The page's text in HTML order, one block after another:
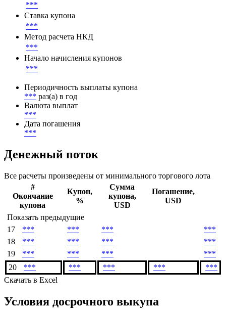
***
Ставка купона
***
Метод расчета НКД
***
Начало начисления купонов
***
Периодичность выплаты купона
*** раз(а) в год
Валюта выплат
***
Дата погашения
***
Денежный поток
Все расчеты произведены от минимального торгового лота
#
Окончание
купона
Купон,
%
Сумма
купона,
USD
Погашение,
USD
Показать предыдущие
17
*** *** ***
***
18
*** *** ***
***
19
*** *** ***
***
20
*** *** *** ***
***
Скачать в Excel
Условия досрочного выкупа